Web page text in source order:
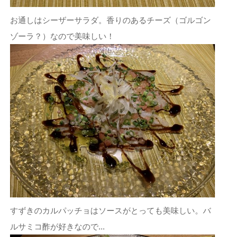
お通しはシーザーサラダ。香りのあるチーズ（ゴルゴン
ゾーラ？）なので美味しい！
すずきのカルパッチョはソースがとっても美味しい。バ
ルサミコ酢が好きなので…